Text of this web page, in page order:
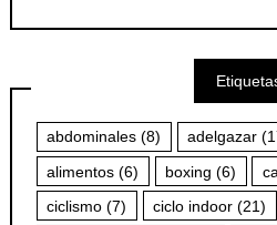
abdominales (8) adelgazar
alimentos (6) boxing (6)
ciclismo (7) ciclo indoor (21)